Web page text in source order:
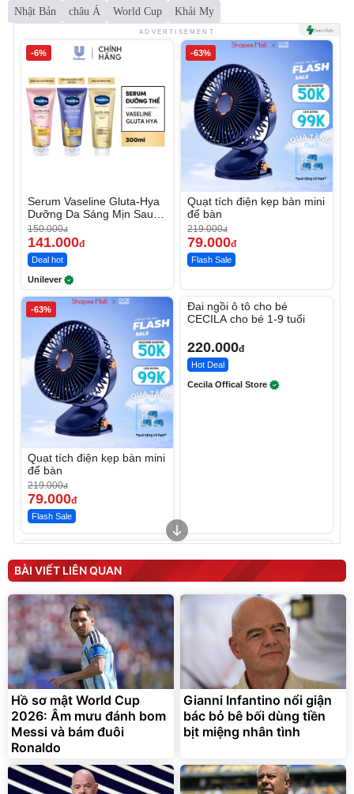
Nhật Bản châu Á World Cup Khải My
ADVERTISEMENT
-6%
Serum Vaseline Gluta-Hya
Dưỡng Da Sáng Mịn Sau 7
Ngày
150.000đ
141.000đ
Deal hot
Unilever
-63%
Quạt tích điện kẹp bàn mini
để bàn
219.000đ
79.000đ
Flash Sale
-63%
Quạt tích điện kẹp bàn mini
để bàn
219.000đ
79.000đ
Flash Sale
Đai ngồi ô tô cho bé
CECILA cho bé 1-9 tuổi
220.000đ
Hot Deal
Cecila Offical Store
tức thì Vaseline Body
190.000
138.330đ
D2-001 - Thông Minh
3.000.000
2.200.000đ
Unmute
Vali Bamozo Khung Nhôm
9066 Size 20/24/28 Cao
Cấp
1.000.000
825.000đ
Flash Sale
BÀI VIẾT LIÊN QUAN
Hồ sơ mật World Cup
2026: Âm mưu đánh bom
Messi và bám đuôi
Ronaldo
Gianni Infantino nổi giận
bác bỏ bê bối dùng tiền
bịt miệng nhân tình